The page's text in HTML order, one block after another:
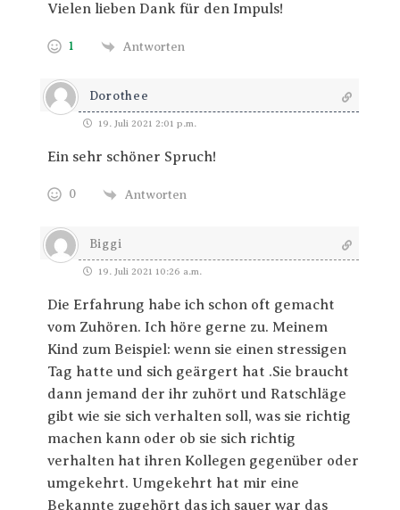
Vielen lieben Dank für den Impuls!
1 Antworten
Dorothee
19. Juli 2021 2:01 p.m.
Ein sehr schöner Spruch!
0 Antworten
Biggi
19. Juli 2021 10:26 a.m.
Die Erfahrung habe ich schon oft gemacht
vom Zuhören. Ich höre gerne zu. Meinem
Kind zum Beispiel: wenn sie einen stressigen
Tag hatte und sich geärgert hat .Sie braucht
dann jemand der ihr zuhört und Ratschläge
gibt wie sie sich verhalten soll, was sie richtig
machen kann oder ob sie sich richtig
verhalten hat ihren Kollegen gegenüber oder
umgekehrt. Umgekehrt hat mir eine
Bekannte zugehört das ich sauer war das